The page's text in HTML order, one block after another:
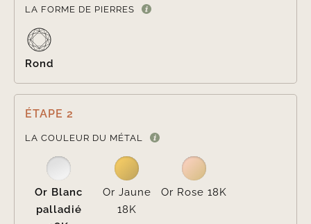
Rond
ÉTAPE 2
Or Blanc
palladié
Or Jaune
18K
Or Rose 18K